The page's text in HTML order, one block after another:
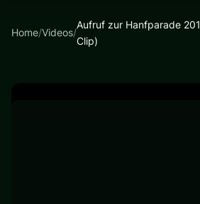
Home/Videos/
Aufruf zur Hanfparade
Clip)